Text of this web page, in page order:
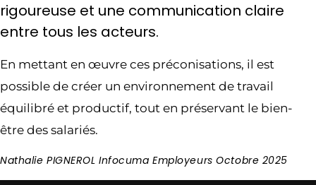
rigoureuse et une communication claire
entre tous les acteurs.
En mettant en œuvre ces préconisations, il est
possible de créer un environnement de travail
équilibré et productif, tout en préservant le bien-
être des salariés.
Nathalie PIGNEROL Infocuma Employeurs Octobre 2025